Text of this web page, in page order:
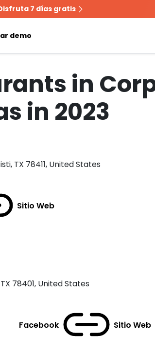
7 días gratis
demo
in
in 2023
TX 78411, United States
Sitio Web
78401, United States
Facebook Sitio Web